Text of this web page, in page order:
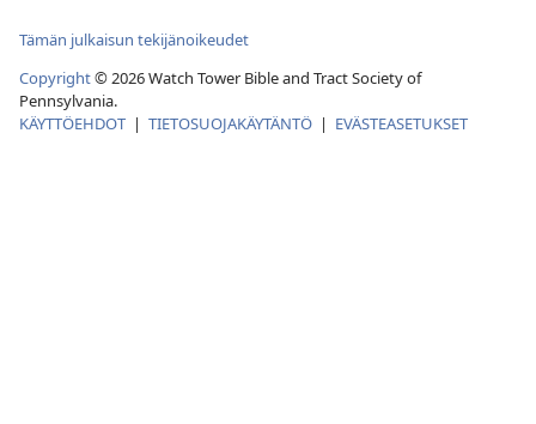
Tämän julkaisun tekijänoikeudet
Copyright©2026Watch Tower Bible and Tract Society of
Pennsylvania.
KÄYTTÖEHDOT | TIETOSUOJAKÄYTÄNTÖ | EVÄSTEASETUKSET